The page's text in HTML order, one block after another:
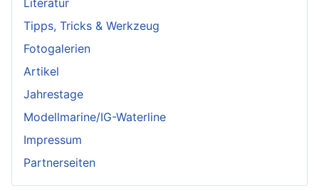
Tipps, Tricks & Werkzeug
Fotogalerien
Artikel
Jahrestage
Modellmarine/IG-Waterline
Impressum
Partnerseiten